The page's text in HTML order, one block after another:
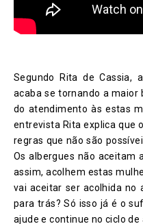
Segundo Rita de Cassia,
acaba se tornando a
do atendimento às estas
entrevista Rita explica que
regras que não são
Os albergues não aceitam
assim, acolhem estas
vai aceitar ser acolhida no
para trás? Só isso já é o
ajude e continue no ciclo